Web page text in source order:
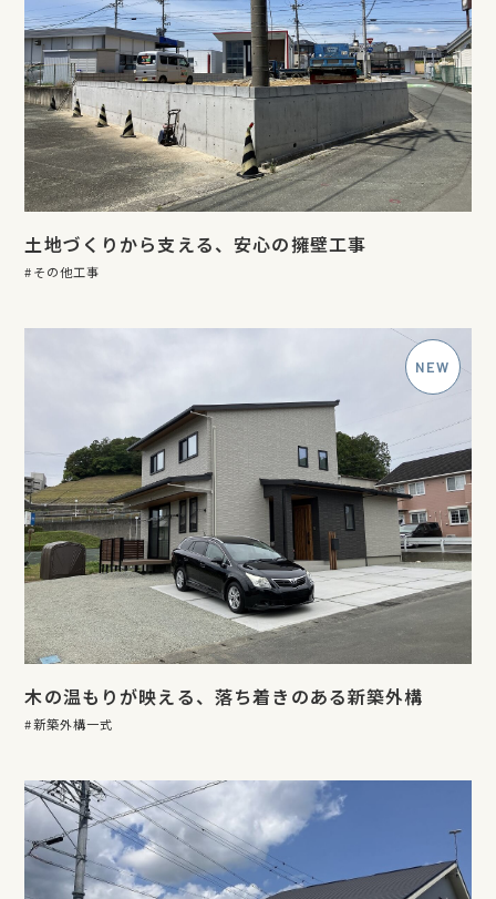
土地づくりから支える、安心の擁壁工事
その他工事
木の温もりが映える、落ち着きのある新築外構
新築外構一式